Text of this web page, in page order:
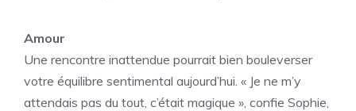
Amour
Une rencontre inattendue pourrait bien bouleverser
votre équilibre sentimental aujourd’hui. « Je ne m’y
attendais pas du tout, c’était magique », confie Sophie,